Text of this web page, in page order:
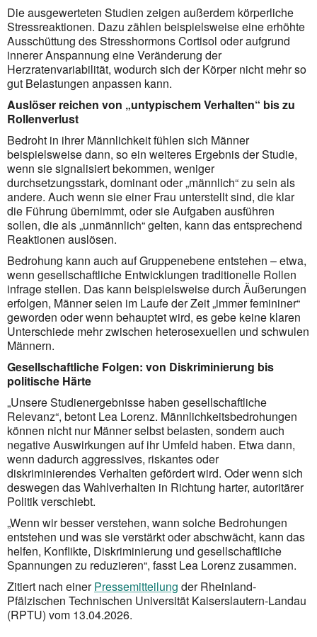
Die ausgewerteten Studien zeigen außerdem körperliche
Stressreaktionen. Dazu zählen beispielsweise eine erhöhte
Ausschüttung des Stresshormons Cortisol oder aufgrund
innerer Anspannung eine Veränderung der
Herzratenvariabilität, wodurch sich der Körper nicht mehr so
gut Belastungen anpassen kann.
Auslöser reichen von „untypischem Verhalten“ bis zu
Rollenverlust
Bedroht in ihrer Männlichkeit fühlen sich Männer
beispielsweise dann, so ein weiteres Ergebnis der Studie,
wenn sie signalisiert bekommen, weniger
durchsetzungsstark, dominant oder „männlich“ zu sein als
andere. Auch wenn sie einer Frau unterstellt sind, die klar
die Führung übernimmt, oder sie Aufgaben ausführen
sollen, die als „unmännlich“ gelten, kann das entsprechend
Reaktionen auslösen.
Bedrohung kann auch auf Gruppenebene entstehen – etwa,
wenn gesellschaftliche Entwicklungen traditionelle Rollen
infrage stellen. Das kann beispielsweise durch Äußerungen
erfolgen, Männer seien im Laufe der Zeit „immer femininer“
geworden oder wenn behauptet wird, es gebe keine klaren
Unterschiede mehr zwischen heterosexuellen und schwulen
Männern.
Gesellschaftliche Folgen: von Diskriminierung bis
politische Härte
„Unsere Studienergebnisse haben gesellschaftliche
Relevanz“, betont Lea Lorenz. Männlichkeitsbedrohungen
können nicht nur Männer selbst belasten, sondern auch
negative Auswirkungen auf ihr Umfeld haben. Etwa dann,
wenn dadurch aggressives, riskantes oder
diskriminierendes Verhalten gefördert wird. Oder wenn sich
deswegen das Wahlverhalten in Richtung harter, autoritärer
Politik verschiebt.
„Wenn wir besser verstehen, wann solche Bedrohungen
entstehen und was sie verstärkt oder abschwächt, kann das
helfen, Konflikte, Diskriminierung und gesellschaftliche
Spannungen zu reduzieren“, fasst Lea Lorenz zusammen.
Zitiert nach einerPressemitteilung der Rheinland-
Pfälzischen Technischen Universität Kaiserslautern-Landau
(RPTU) vom 13.04.2026.